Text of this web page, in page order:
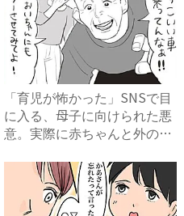
「育児が怖かった」SNSで目
に入る、母子に向けられた悪
意。実際に赤ちゃんと外の